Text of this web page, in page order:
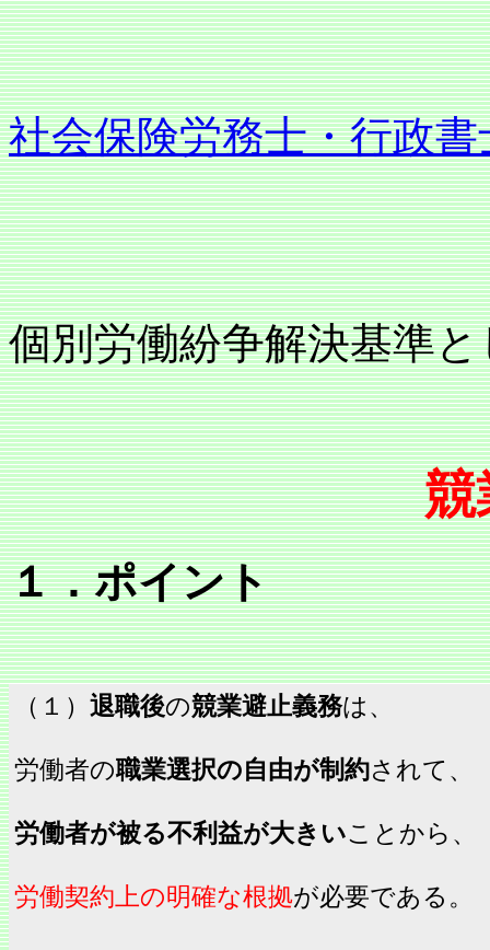
社会保険労務士・行政
個別労働紛争解決基準
競
１．ポイント
（１） 退職後の競業避止義務は、
労働者の職業選択の自由が制約されて、
労働者が被る不利益が大きいことから、
労働契約上の明確な根拠が必要である。